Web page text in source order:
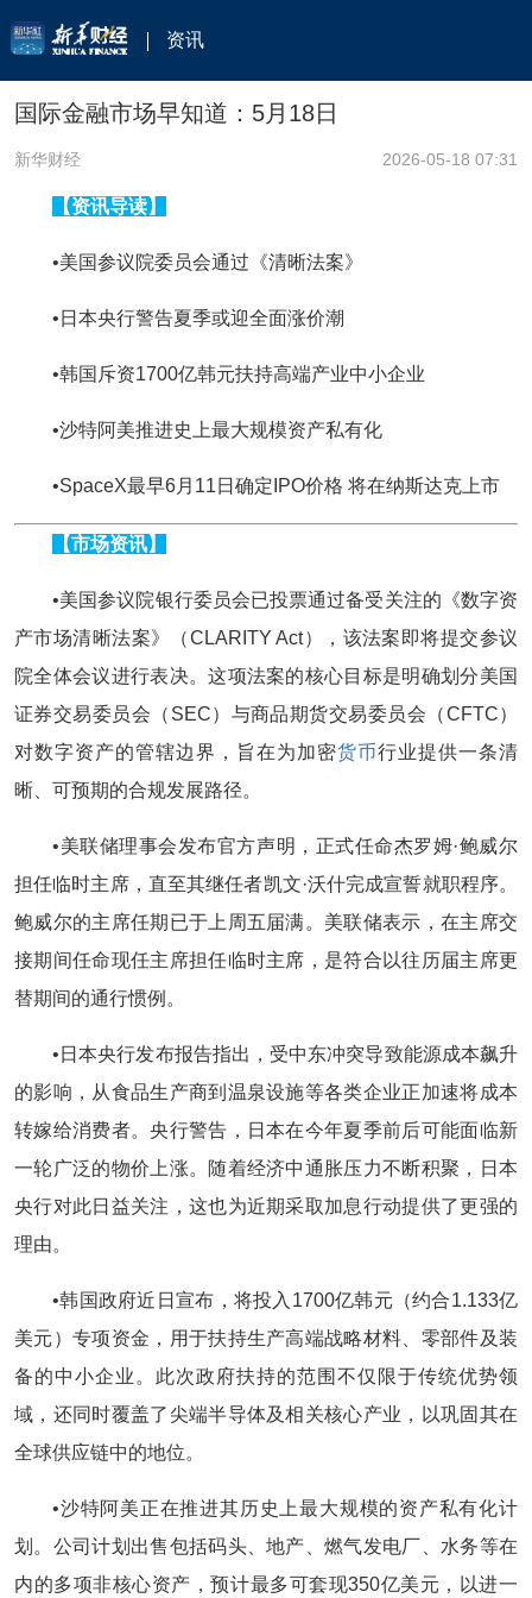
资讯
国际金融市场早知道：5月18日
新华财经 2026-05-18 07:31
【资讯导读】
•美国参议院委员会通过《清晰法案》
•日本央行警告夏季或迎全面涨价潮
•韩国斥资1700亿韩元扶持高端产业中小企业
•沙特阿美推进史上最大规模资产私有化
•SpaceX最早6月11日确定IPO价格 将在纳斯达克上市
【市场资讯】
•美国参议院银行委员会已投票通过备受关注的《数字资
产市场清晰法案》（CLARITY Act），该法案即将提交参议
院全体会议进行表决。这项法案的核心目标是明确划分美国
证券交易委员会（SEC）与商品期货交易委员会（CFTC）
对数字资产的管辖边界，旨在为加密货币行业提供一条清
晰、可预期的合规发展路径。
•美联储理事会发布官方声明，正式任命杰罗姆·鲍威尔
担任临时主席，直至其继任者凯文·沃什完成宣誓就职程序。
鲍威尔的主席任期已于上周五届满。美联储表示，在主席交
接期间任命现任主席担任临时主席，是符合以往历届主席更
替期间的通行惯例。
•日本央行发布报告指出，受中东冲突导致能源成本飙升
的影响，从食品生产商到温泉设施等各类企业正加速将成本
转嫁给消费者。央行警告，日本在今年夏季前后可能面临新
一轮广泛的物价上涨。随着经济中通胀压力不断积聚，日本
央行对此日益关注，这也为近期采取加息行动提供了更强的
理由。
•韩国政府近日宣布，将投入1700亿韩元（约合1.133亿
美元）专项资金，用于扶持生产高端战略材料、零部件及装
备的中小企业。此次政府扶持的范围不仅限于传统优势领
域，还同时覆盖了尖端半导体及相关核心产业，以巩固其在
全球供应链中的地位。
•沙特阿美正在推进其历史上最大规模的资产私有化计
划。公司计划出售包括码头、地产、燃气发电厂、水务等在
内的多项非核心资产，预计最多可套现350亿美元，以进一